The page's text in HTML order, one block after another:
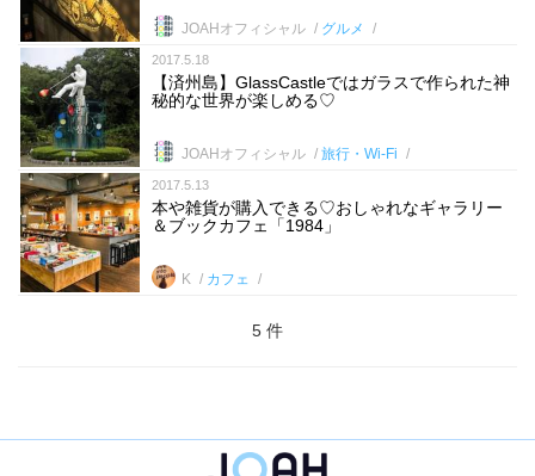
JOAHオフィシャル グルメ
2017.5.18
【済州島】GlassCastleではガラスで作られた神
秘的な世界が楽しめる♡
JOAHオフィシャル 旅行・Wi-Fi
2017.5.13
本や雑貨が購入できる♡おしゃれなギャラリー
＆ブックカフェ「1984」
K カフェ
5 件